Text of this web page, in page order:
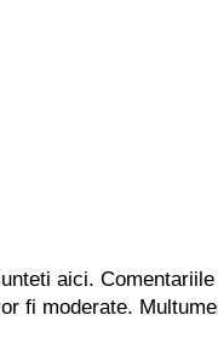
aici.
fi moderate.